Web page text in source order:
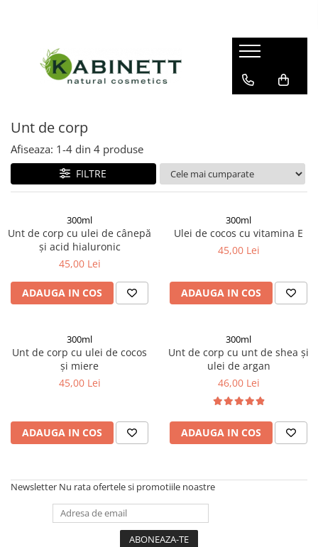
Îngrijire corp
Bomba hidratantă de baie
Cremă pentru mâini
Săpun lichid
Gel de duș
Scrub de corp
Unt de corp
Ulei de masaj
Sare de baie
Îngrijire față și decolteu
Cremă pentru față
Ser pentru față
Makeup
Demachiant
Unt de corp
Afiseaza: 1-4 din 4 produse
FILTRE
300ml
Unt de corp cu ulei de cânepă
și acid hialuronic
45,00 Lei
ADAUGA IN COS
300ml
Ulei de cocos cu vitamina E
45,00 Lei
ADAUGA IN COS
300ml
Unt de corp cu ulei de cocos
și miere
45,00 Lei
ADAUGA IN COS
300ml
Unt de corp cu unt de shea și
ulei de argan
46,00 Lei
ADAUGA IN COS
Newsletter Nu rata ofertele si promotiile noastre